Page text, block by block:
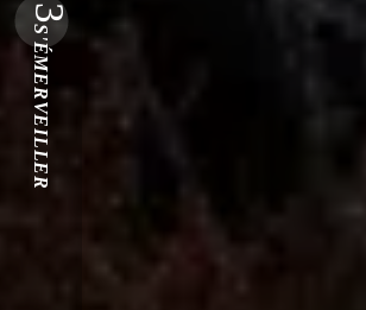
3
S'ÉMERVEILLER